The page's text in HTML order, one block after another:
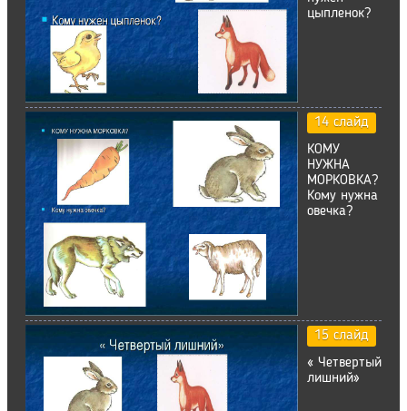
цыпленок?
14 слайд
КОМУ
НУЖНА
МОРКОВКА?
Кому нужна
овечка?
15 слайд
« Четвертый
лишний»